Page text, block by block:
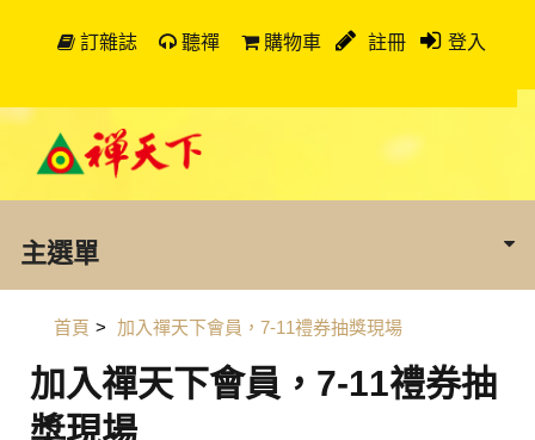
訂雜誌 聽禪 購物車 註冊 登入
主選單
首頁 > 加入禪天下會員，7-11禮券抽獎現場
加入禪天下會員，7-11禮券抽
獎現場